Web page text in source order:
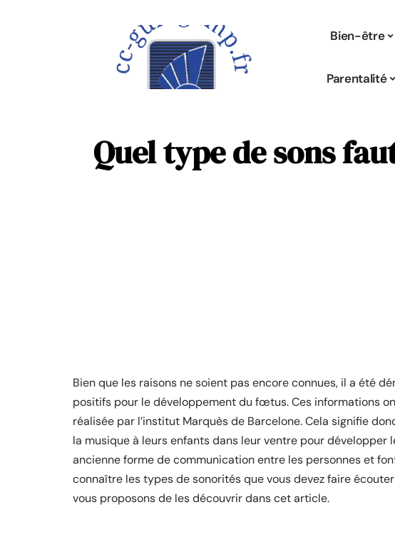
Bien-être
Parentalité
Quel type de sons
Bien que les raisons ne soient pas encore connues, il a été
positifs pour le développement du fœtus. Ces informations
réalisée par l’institut Marquès de Barcelone. Cela signifie
la musique à leurs enfants dans leur ventre pour développer
ancienne forme de communication entre les personnes et
connaître les types de sonorités que vous devez faire
vous proposons de les découvrir dans cet article.